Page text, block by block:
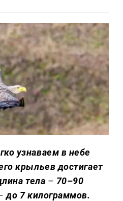
узнаваем в небе
крыльев достигает
тела – 70–90
до 7 килограммов.